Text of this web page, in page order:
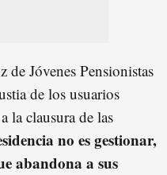
Jóvenes Pensionistas
de los usuarios
la clausura de las
no es gestionar,
abandona a sus